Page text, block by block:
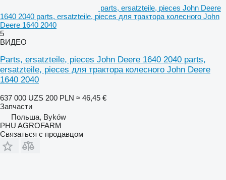
parts, ersatzteile, pieces John Deere
1640 2040 parts, ersatzteile, pieces для трактора колесного John
Deere 1640 2040
5
ВИДЕО
Parts, ersatzteile, pieces John Deere 1640 2040 parts,
ersatzteile, pieces для трактора колесного John Deere
1640 2040
637 000 UZS 200 PLN ≈ 46,45 €
Запчасти
Польша, Byków
PHU AGROFARM
Связаться с продавцом